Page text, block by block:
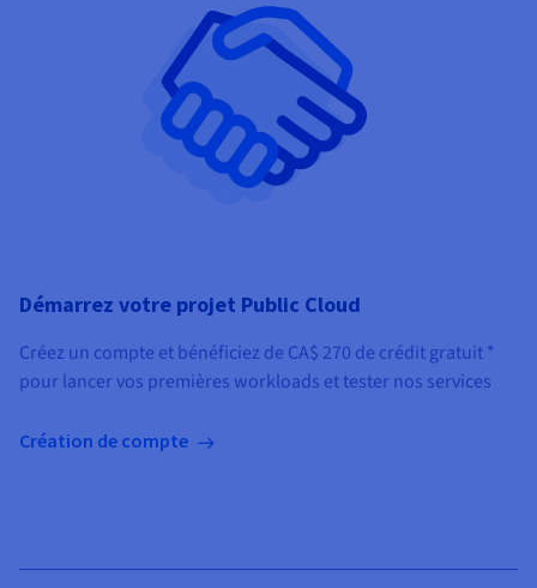
Démarrez votre projet Public Cloud
Créez un compte et bénéficiez de CA$ 270 de crédit gratuit *
pour lancer vos premières workloads et tester nos services
Création de compte